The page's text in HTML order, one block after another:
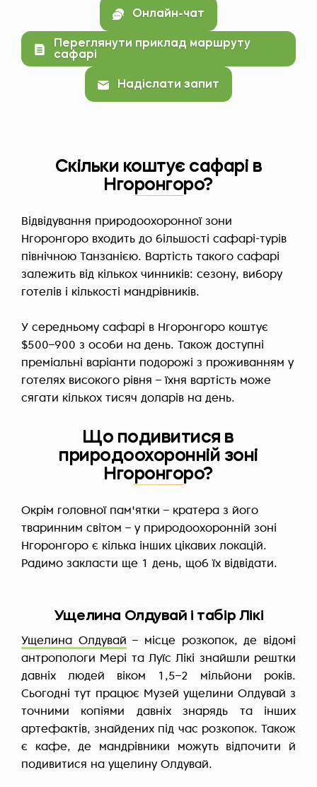
Онлайн-чат
Переглянути приклад маршруту
сафарі
Надіслати запит
Скільки коштує сафарі в
Нгоронгоро?
Відвідування природоохоронної зони
Нгоронгоро входить до більшості сафарі-турів
північною Танзанією. Вартість такого сафарі
залежить від кількох чинників: сезону, вибору
готелів і кількості мандрівників.
У середньому сафарі в Нгоронгоро коштує
$500–900 з особи на день. Також доступні
преміальні варіанти подорожі з проживанням у
готелях високого рівня – їхня вартість може
сягати кількох тисяч доларів на день.
Що подивитися в
природоохоронній зоні
Нгоронгоро?
Окрім головної пам'ятки – кратера з його
тваринним світом – у природоохоронній зоні
Нгоронгоро є кілька інших цікавих локацій.
Радимо закласти ще 1 день, щоб їх відвідати.
Ущелина Олдувай і табір Лікі
Ущелина Олдувай – місце розкопок, де відомі
антропологи Мері та Луїс Лікі знайшли рештки
давніх людей віком 1,5–2 мільйони років.
Сьогодні тут працює Музей ущелини Олдувай з
точними копіями давніх знарядь та інших
артефактів, знайдених під час розкопок. Також
є кафе, де мандрівники можуть відпочити й
подивитися на ущелину Олдувай.